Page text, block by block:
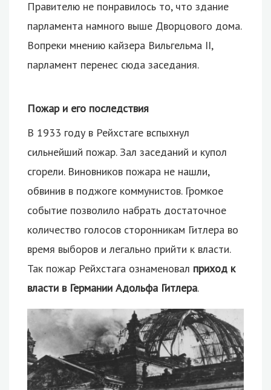
Правителю не понравилось то, что здание
парламента намного выше Дворцового дома.
Вопреки мнению кайзера Вильгельма II,
парламент перенес сюда заседания.
Пожар и его последствия
В 1933 году в Рейхстаге вспыхнул
сильнейший пожар. Зал заседаний и купол
сгорели. Виновников пожара не нашли,
обвинив в поджоге коммунистов. Громкое
событие позволило набрать достаточное
количество голосов сторонникам Гитлера во
время выборов и легально прийти к власти.
Так пожар Рейхстага ознаменовал приход к
власти в Германии Адольфа Гитлера.